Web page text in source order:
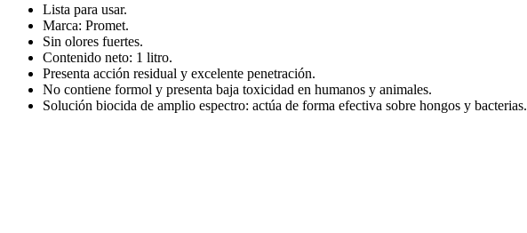
Lista para usar.
Marca: Promet.
Sin olores fuertes.
Contenido neto: 1 litro.
Presenta acción residual y excelente penetración.
No contiene formol y presenta baja toxicidad en humanos y animales.
Solución biocida de amplio espectro: actúa de forma efectiva sobre hongos y bacterias.